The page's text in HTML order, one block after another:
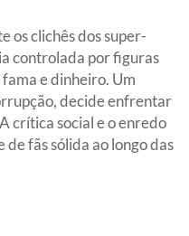
os clichês dos super-
controlada por figuras
e dinheiro. Um
decide enfrentar
crítica social e o enredo
fãs sólida ao longo das